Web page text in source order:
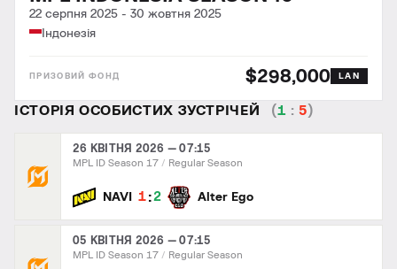
22 серпня 2025 - 30 жовтня 2025
Індонезія
$298,000 LAN
ІСТОРІЯ ОСОБИСТИХ ЗУСТРІЧЕЙ (1 :5)
26 КВІТНЯ 2026 — 07:15
MPL ID Season 17 Regular Season
NAVI 1 :2 Alter Ego
05 КВІТНЯ 2026 — 07:15
MPL ID Season 17 Regular Season